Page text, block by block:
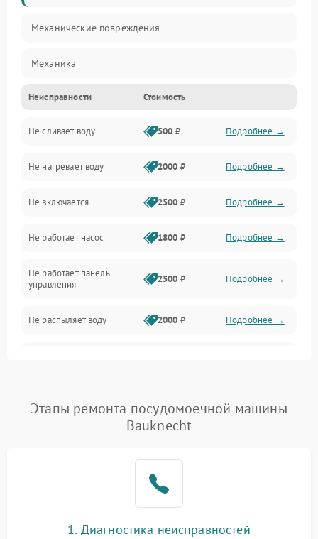
Механические повреждения
Механика
Управление
Электропитание
Датчики
Нагрев
Вода
Гигиена
Программное обеспечение
Неисправности Стоимость
Не сливает воду 500 ₽ Подробнее →
Не нагревает воду 2000 ₽ Подробнее →
Не включается 2500 ₽ Подробнее →
Не работает насос 1800 ₽ Подробнее →
Не работает панель
управления
2500 ₽ Подробнее →
Не распыляет воду 2000 ₽ Подробнее →
Проблемы с набором
воды
1800 ₽ Подробнее →
1700 ₽
циркуляционным насосом
2100 ₽ Подробнее →
Этапы ремонта посудомоечной машины
Bauknecht
1. Диагностика неисправностей